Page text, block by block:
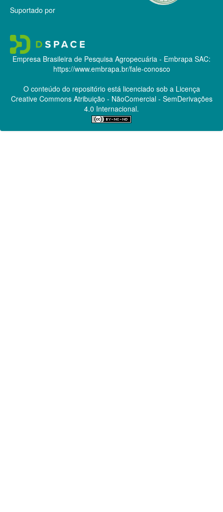
Suportado por
Empresa Brasileira de Pesquisa Agropecuária - Embrapa SAC:
https://www.embrapa.br/fale-conosco
O conteúdo do repositório está licenciado sob a Licença
Creative CommonsAtribuição - NãoComercial - SemDerivações
4.0 Internacional.